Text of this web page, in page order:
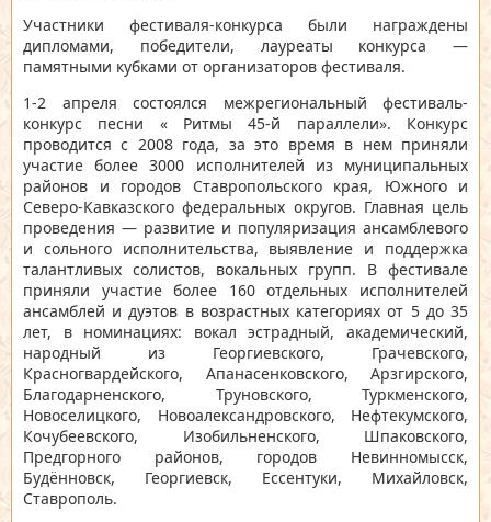
Участники фестиваля-конкурса были награждены
дипломами, победители, лауреаты конкурса —
памятными кубками от организаторов фестиваля.
1-2 апреля состоялся межрегиональный фестиваль-
конкурс песни « Ритмы 45-й параллели». Конкурс
проводится с 2008 года, за это время в нем приняли
участие более 3000 исполнителей из муниципальных
районов и городов Ставропольского края, Южного и
Северо-Кавказского федеральных округов. Главная цель
проведения — развитие и популяризация ансамблевого
и сольного исполнительства, выявление и поддержка
талантливых солистов, вокальных групп. В фестивале
приняли участие более 160 отдельных исполнителей
ансамблей и дуэтов в возрастных категориях от 5 до 35
лет, в номинациях: вокал эстрадный, академический,
народный из Георгиевского, Грачевского,
Красногвардейского, Апанасенковского, Арзгирского,
Благодарненского, Труновского, Туркменского,
Новоселицкого, Новоалександровского, Нефтекумского,
Кочубеевского, Изобильненского, Шпаковского,
Предгорного районов, городов Невинномысск,
Будённовск, Георгиевск, Ессентуки, Михайловск,
Ставрополь.